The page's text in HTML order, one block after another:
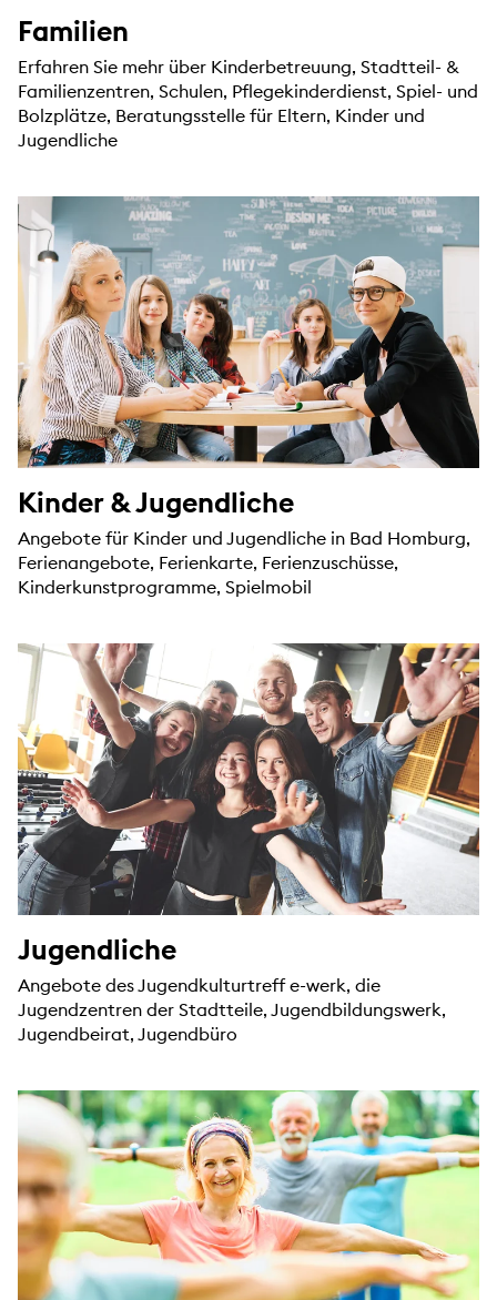
Familien
Erfahren Sie mehr über Kinderbetreuung, Stadtteil- &
Familienzentren, Schulen, Pflegekinderdienst, Spiel- und
Bolzplätze, Beratungsstelle für Eltern, Kinder und
Jugendliche
Kinder & Jugendliche
Angebote für Kinder und Jugendliche in Bad Homburg,
Ferienangebote, Ferienkarte, Ferienzuschüsse,
Kinderkunstprogramme, Spielmobil
Jugendliche
Angebote des Jugendkulturtreff e-werk, die
Jugendzentren der Stadtteile, Jugendbildungswerk,
Jugendbeirat, Jugendbüro